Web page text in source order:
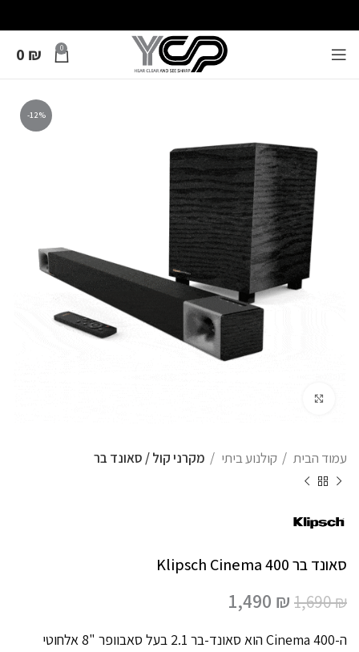
0
0 ₪
-12%
עמוד הבית קולנוע ביתי מקרני קול / סאונד בר
סאונד בר Klipsch Cinema 400
1,690₪
1,490 ₪
ה-Cinema 400 הוא סאונד-בר 2.1 בעל סאבוופר "8 אלחוטי